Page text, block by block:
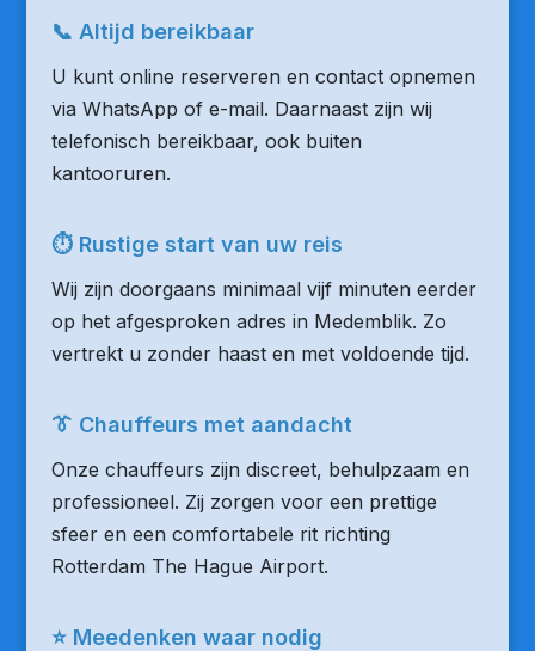
📞 Altijd bereikbaar
U kunt online reserveren en contact opnemen
via WhatsApp of e-mail. Daarnaast zijn wij
telefonisch bereikbaar, ook buiten
kantooruren.
⏱ Rustige start van uw reis
Wij zijn doorgaans minimaal vijf minuten eerder
op het afgesproken adres in Medemblik. Zo
vertrekt u zonder haast en met voldoende tijd.
👔 Chauffeurs met aandacht
Onze chauffeurs zijn discreet, behulpzaam en
professioneel. Zij zorgen voor een prettige
sfeer en een comfortabele rit richting
Rotterdam The Hague Airport.
⭐ Meedenken waar nodig